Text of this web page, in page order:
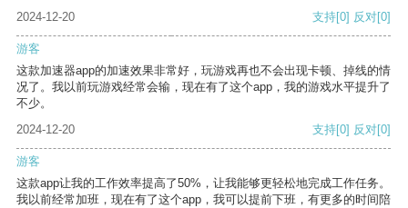
2024-12-20 支持[0] 反对[0]
游客
这款加速器app的加速效果非常好，玩游戏再也不会出现卡顿、掉线的情
况了。我以前玩游戏经常会输，现在有了这个app，我的游戏水平提升了
不少。
2024-12-20
支持[0] 反对[0]
游客
这款app让我的工作效率提高了50%，让我能够更轻松地完成工作任务。
我以前经常加班，现在有了这个app，我可以提前下班，有更多的时间陪